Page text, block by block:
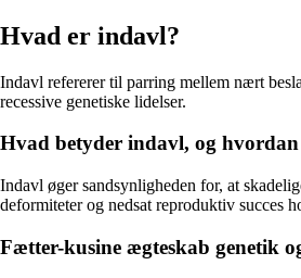
Hvad er indavl?
Indavl refererer til parring mellem nært
recessive genetiske lidelser.
Hvad betyder indavl, og
Indavl øger sandsynligheden for, at
deformiteter og nedsat reproduktiv succes
Fætter-kusine ægteskab genetik